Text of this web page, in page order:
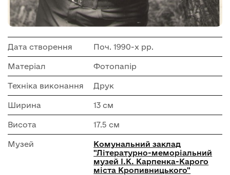
Дата створення Поч. 1990-х рр.
Матеріал Фотопапір
Техніка виконання Друк
Ширина 13 см
Висота 17.5 см
Музей
Комунальний заклад
"Літературно-меморіальний
музей І.К. Карпенка-Карого
міста Кропивницького"